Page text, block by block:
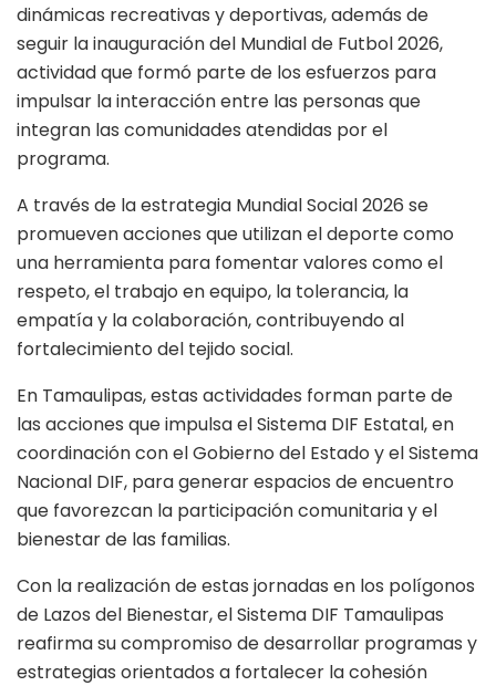
dinámicas recreativas y deportivas, además de
seguir la inauguración del Mundial de Futbol 2026,
actividad que formó parte de los esfuerzos para
impulsar la interacción entre las personas que
integran las comunidades atendidas por el
programa.
A través de la estrategia Mundial Social 2026 se
promueven acciones que utilizan el deporte como
una herramienta para fomentar valores como el
respeto, el trabajo en equipo, la tolerancia, la
empatía y la colaboración, contribuyendo al
fortalecimiento del tejido social.
En Tamaulipas, estas actividades forman parte de
las acciones que impulsa el Sistema DIF Estatal, en
coordinación con el Gobierno del Estado y el Sistema
Nacional DIF, para generar espacios de encuentro
que favorezcan la participación comunitaria y el
bienestar de las familias.
Con la realización de estas jornadas en los polígonos
de Lazos del Bienestar, el Sistema DIF Tamaulipas
reafirma su compromiso de desarrollar programas y
estrategias orientados a fortalecer la cohesión